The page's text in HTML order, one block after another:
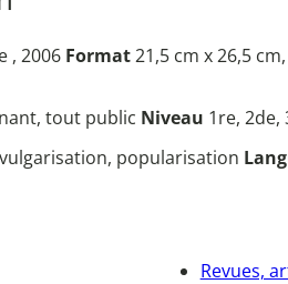
, 2006 Format21,5 cm x 26,5
tout public Niveau 1re, 2de,
popularisation
Revues,